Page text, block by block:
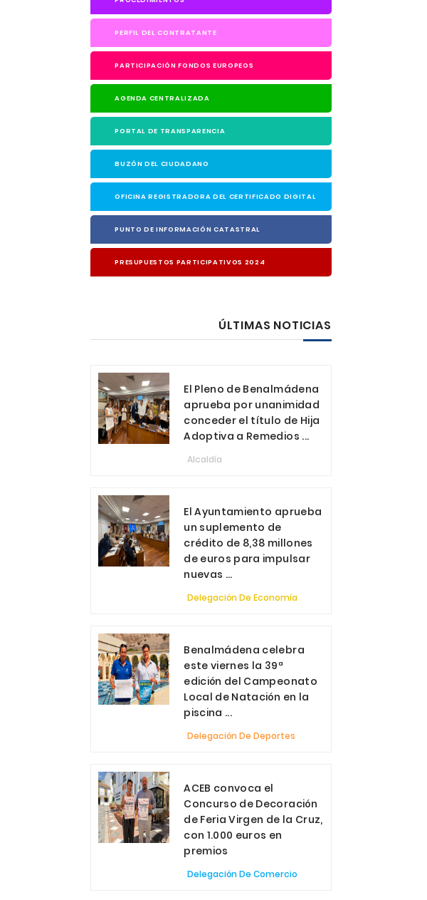
PERFIL DEL CONTRATANTE
PARTICIPACIÓN FONDOS EUROPEOS
AGENDA CENTRALIZADA
PORTAL DE TRANSPARENCIA
BUZÓN DEL CIUDADANO
OFICINA REGISTRADORA DEL CERTIFICADO DIGITAL
PUNTO DE INFORMACIÓN CATASTRAL
PRESUPUESTOS PARTICIPATIVOS 2024
ÚLTIMAS NOTICIAS
El Pleno de Benalmádena
aprueba por unanimidad
conceder el título de Hija
Adoptiva a Remedios ...
Alcaldía
El Ayuntamiento aprueba
un suplemento de
crédito de 8,38 millones
de euros para impulsar
nuevas ...
Delegación De Economía
Benalmádena celebra
este viernes la 39ª
edición del Campeonato
Local de Natación en la
piscina ...
Delegación De Deportes
ACEB convoca el
Concurso de Decoración
de Feria Virgen de la Cruz,
con 1.000 euros en
premios
Delegación De Comercio